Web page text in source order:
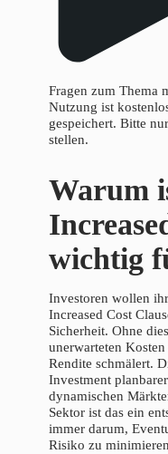
Fragen zum Thema
Nutzung ist
gespeichert. Bitte
stellen.
Warum
wichtig
Investoren wollen
Increased Cost
Sicherheit. Ohne
unerwarteten
Rendite schmälert.
Investment
dynamischen
Sektor ist das ein
immer darum,
Risiko zu